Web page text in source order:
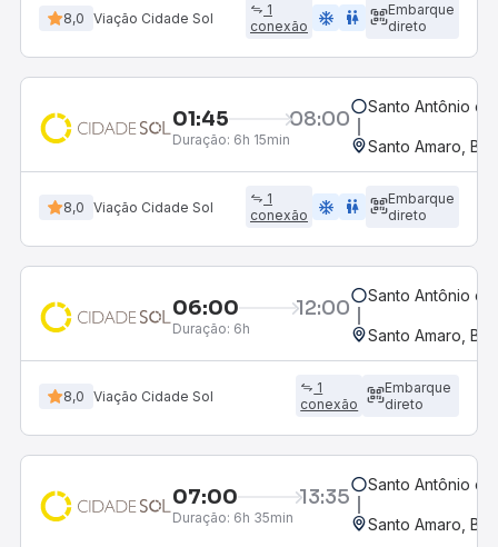
8,0 Viação Cidade Sol
1
conexão
ac_unit wc
Embarque
direto
01:45 08:00
Duração: 6h 15min
Santo Antônio de
Santo Amaro, BA
8,0 Viação Cidade Sol
1
conexão
ac_unit wc
Embarque
direto
06:00 12:00
Duração: 6h
Santo Antônio de
Santo Amaro, BA
8,0 Viação Cidade Sol
1
conexão
Embarque
direto
07:00 13:35
Duração: 6h 35min
Santo Antônio de
Santo Amaro, BA